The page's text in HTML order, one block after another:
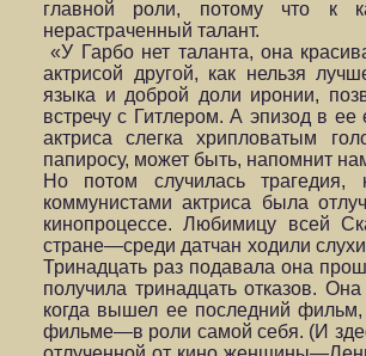
главной роли, потому что к
нерастраченный талант.
«У Гарбо нет таланта, она
актрисой другой, как нельзя
языка и доброй доли иронии,
встречу с Гитлером. А эпизод в
актриса слегка хрипловатым
папиросу, может быть, напомнит
Но потом случилась трагедия,
коммунистами актриса была
кинопроцессе. Любимицу всей
стране—среди датчан ходили
Тринадцать раз подавала она
получила тринадцать отказов.
когда вышел ее последний
фильме—в роли самой себя. (И